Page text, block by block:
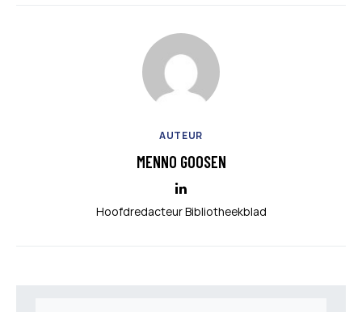
AUTEUR
MENNO GOOSEN
Hoofdredacteur Bibliotheekblad